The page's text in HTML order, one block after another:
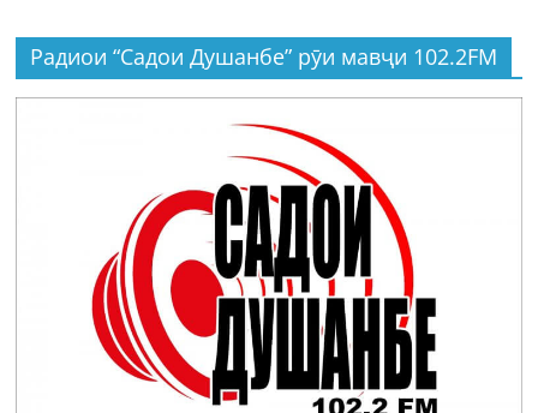
Радиои “Садои Душанбе” рӯи мавҷи 102.2FM